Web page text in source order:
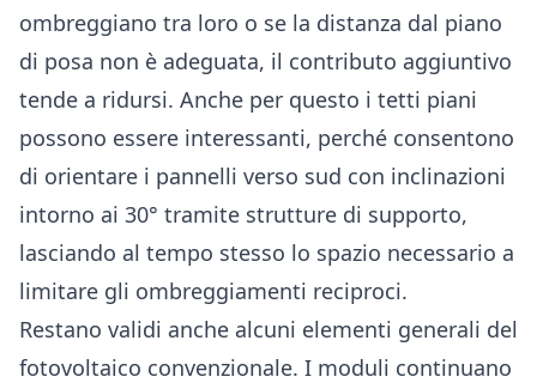
ombreggiano tra loro o se la distanza dal piano
di posa non è adeguata, il contributo aggiuntivo
tende a ridursi. Anche per questo i tetti piani
possono essere interessanti, perché consentono
di orientare i pannelli verso sud con inclinazioni
intorno ai 30° tramite strutture di supporto,
lasciando al tempo stesso lo spazio necessario a
limitare gli ombreggiamenti reciproci.
Restano validi anche alcuni elementi generali del
fotovoltaico convenzionale. I moduli continuano